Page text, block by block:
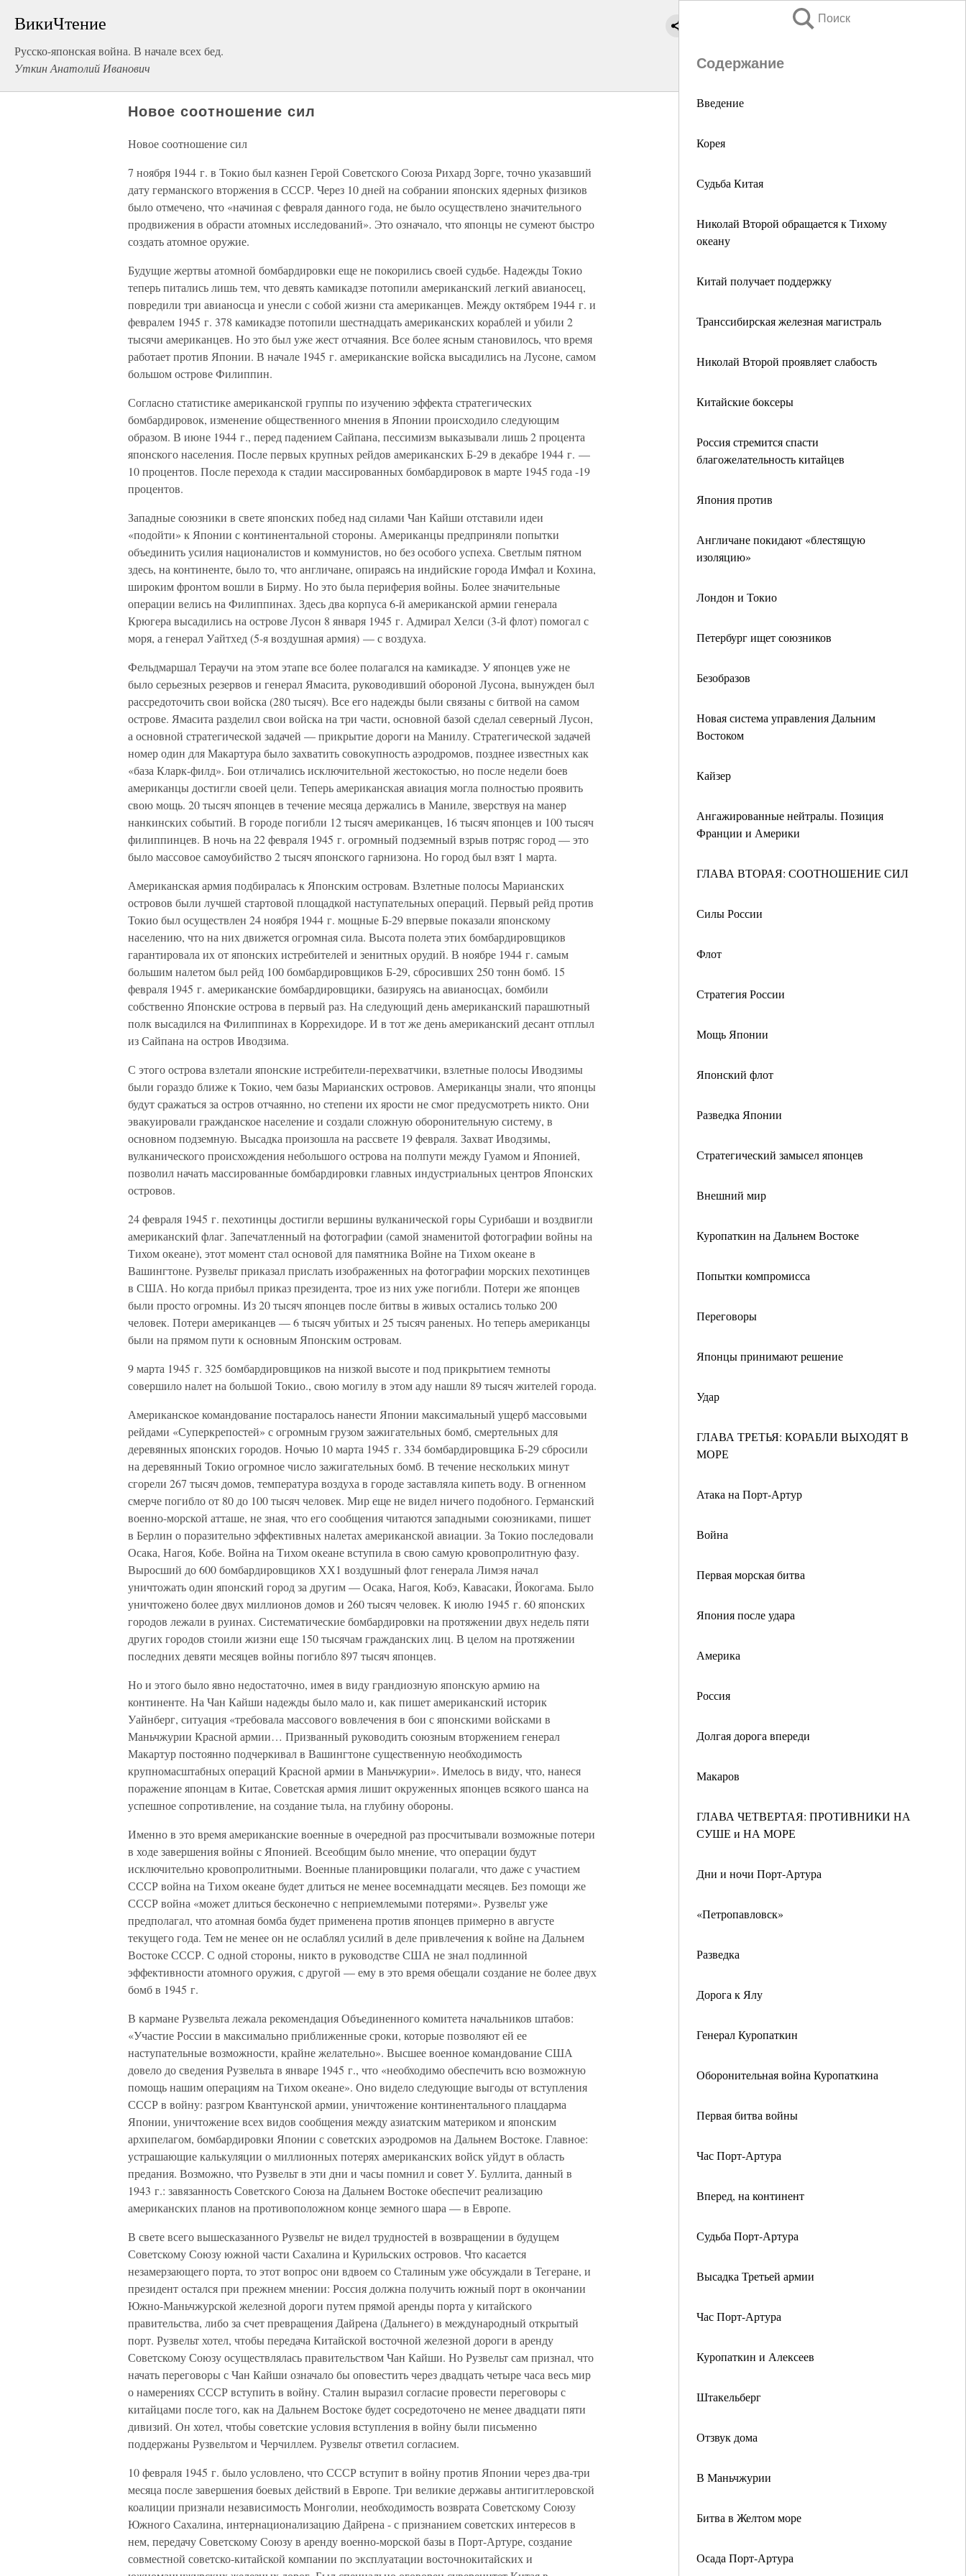
ВикиЧтение
Русско-японская война. В начале всех бед.
Уткин Анатолий Иванович
Поиск
Содержание
Введение
Корея
Судьба Китая
Николай Второй обращается к Тихому
океану
Китай получает поддержку
Транссибирская железная магистраль
Николай Второй проявляет слабость
Китайские боксеры
Россия стремится спасти
благожелательность китайцев
Япония против
Англичане покидают «блестящую
изоляцию»
Лондон и Токио
Петербург ищет союзников
Безобразов
Новая система управления Дальним
Востоком
Кайзер
Ангажированные нейтралы. Позиция
Франции и Америки
ГЛАВА ВТОРАЯ: СООТНОШЕНИЕ СИЛ
Силы России
Флот
Стратегия России
Мощь Японии
Японский флот
Разведка Японии
Стратегический замысел японцев
Внешний мир
Куропаткин на Дальнем Востоке
Попытки компромисса
Переговоры
Японцы принимают решение
Удар
ГЛАВА ТРЕТЬЯ: КОРАБЛИ ВЫХОДЯТ В
МОРЕ
Атака на Порт-Артур
Война
Первая морская битва
Япония после удара
Америка
Россия
Долгая дорога впереди
Макаров
ГЛАВА ЧЕТВЕРТАЯ: ПРОТИВНИКИ НА
СУШЕ и НА МОРЕ
Дни и ночи Порт-Артура
«Петропавловск»
Разведка
Дорога к Ялу
Генерал Куропаткин
Оборонительная война Куропаткина
Первая битва войны
Час Порт-Артура
Вперед, на континент
Судьба Порт-Артура
Высадка Третьей армии
Час Порт-Артура
Куропаткин и Алексеев
Штакельберг
Отзвук дома
В Маньчжурии
Битва в Желтом море
Осада Порт-Артура
Новое соотношение сил
Новое соотношение сил
7 ноября 1944 г. в Токио был казнен Герой Советского Союза Рихард Зорге, точно указавший
дату германского вторжения в СССР. Через 10 дней на собрании японских ядерных физиков
было отмечено, что «начиная с февраля данного года, не было осуществлено значительного
продвижения в обрасти атомных исследований». Это означало, что японцы не сумеют быстро
создать атомное оружие.
Будущие жертвы атомной бомбардировки еще не покорились своей судьбе. Надежды Токио
теперь питались лишь тем, что девять камикадзе потопили американский легкий авианосец,
повредили три авианосца и унесли с собой жизни ста американцев. Между октябрем 1944 г. и
февралем 1945 г. 378 камикадзе потопили шестнадцать американских кораблей и убили 2
тысячи американцев. Но это был уже жест отчаяния. Все более ясным становилось, что время
работает против Японии. В начале 1945 г. американские войска высадились на Лусоне, самом
большом острове Филиппин.
Согласно статистике американской группы по изучению эффекта стратегических
бомбардировок, изменение общественного мнения в Японии происходило следующим
образом. В июне 1944 г., перед падением Сайпана, пессимизм выказывали лишь 2 процента
японского населения. После первых крупных рейдов американских Б-29 в декабре 1944 г. —
10 процентов. После перехода к стадии массированных бомбардировок в марте 1945 года -19
процентов.
Западные союзники в свете японских побед над силами Чан Кайши отставили идеи
«подойти» к Японии с континентальной стороны. Американцы предприняли попытки
объединить усилия националистов и коммунистов, но без особого успеха. Светлым пятном
здесь, на континенте, было то, что англичане, опираясь на индийские города Имфал и Кохина,
широким фронтом вошли в Бирму. Но это была периферия войны. Более значительные
операции велись на Филиппинах. Здесь два корпуса 6-й американской армии генерала
Крюгера высадились на острове Лусон 8 января 1945 г. Адмирал Хелси (3-й флот) помогал с
моря, а генерал Уайтхед (5-я воздушная армия) — с воздуха.
Фельдмаршал Тераучи на этом этапе все более полагался на камикадзе. У японцев уже не
было серьезных резервов и генерал Ямасита, руководивший обороной Лусона, вынужден был
рассредоточить свои войска (280 тысяч). Все его надежды были связаны с битвой на самом
острове. Ямасита разделил свои войска на три части, основной базой сделал северный Лусон,
а основной стратегической задачей — прикрытие дороги на Манилу. Стратегической задачей
номер один для Макартура было захватить совокупность аэродромов, позднее известных как
«база Кларк-филд». Бои отличались исключительной жестокостью, но после недели боев
американцы достигли своей цели. Теперь американская авиация могла полностью проявить
свою мощь. 20 тысяч японцев в течение месяца держались в Маниле, зверствуя на манер
нанкинских событий. В городе погибли 12 тысяч американцев, 16 тысяч японцев и 100 тысяч
филиппинцев. В ночь на 22 февраля 1945 г. огромный подземный взрыв потряс город — это
было массовое самоубийство 2 тысяч японского гарнизона. Но город был взят 1 марта.
Американская армия подбиралась к Японским островам. Взлетные полосы Марианских
островов были лучшей стартовой площадкой наступательных операций. Первый рейд против
Токио был осуществлен 24 ноября 1944 г. мощные Б-29 впервые показали японскому
населению, что на них движется огромная сила. Высота полета этих бомбардировщиков
гарантировала их от японских истребителей и зенитных орудий. В ноябре 1944 г. самым
большим налетом был рейд 100 бомбардировщиков Б-29, сбросивших 250 тонн бомб. 15
февраля 1945 г. американские бомбардировщики, базируясь на авианосцах, бомбили
собственно Японские острова в первый раз. На следующий день американский парашютный
полк высадился на Филиппинах в Коррехидоре. И в тот же день американский десант отплыл
из Сайпана на остров Иводзима.
С этого острова взлетали японские истребители-перехватчики, взлетные полосы Иводзимы
были гораздо ближе к Токио, чем базы Марианских островов. Американцы знали, что японцы
будут сражаться за остров отчаянно, но степени их ярости не смог предусмотреть никто. Они
эвакуировали гражданское население и создали сложную оборонительную систему, в
основном подземную. Высадка произошла на рассвете 19 февраля. Захват Иводзимы,
вулканического происхождения небольшого острова на полпути между Гуамом и Японией,
позволил начать массированные бомбардировки главных индустриальных центров Японских
островов.
24 февраля 1945 г. пехотинцы достигли вершины вулканической горы Сурибаши и воздвигли
американский флаг. Запечатленный на фотографии (самой знаменитой фотографии войны на
Тихом океане), этот момент стал основой для памятника Войне на Тихом океане в
Вашингтоне. Рузвельт приказал прислать изображенных на фотографии морских пехотинцев
в США. Но когда прибыл приказ президента, трое из них уже погибли. Потери же японцев
были просто огромны. Из 20 тысяч японцев после битвы в живых остались только 200
человек. Потери американцев — 6 тысяч убитых и 25 тысяч раненых. Но теперь американцы
были на прямом пути к основным Японским островам.
9 марта 1945 г. 325 бомбардировщиков на низкой высоте и под прикрытием темноты
совершило налет на большой Токио., свою могилу в этом аду нашли 89 тысяч жителей города.
Американское командование постаралось нанести Японии максимальный ущерб массовыми
рейдами «Суперкрепостей» с огромным грузом зажигательных бомб, смертельных для
деревянных японских городов. Ночью 10 марта 1945 г. 334 бомбардировщика Б-29 сбросили
на деревянный Токио огромное число зажигательных бомб. В течение нескольких минут
сгорели 267 тысяч домов, температура воздуха в городе заставляла кипеть воду. В огненном
смерче погибло от 80 до 100 тысяч человек. Мир еще не видел ничего подобного. Германский
военно-морской атташе, не зная, что его сообщения читаются западными союзниками, пишет
в Берлин о поразительно эффективных налетах американской авиации. За Токио последовали
Осака, Нагоя, Кобе. Война на Тихом океане вступила в свою самую кровопролитную фазу.
Выросший до 600 бомбардировщиков ХХ1 воздушный флот генерала Лимэя начал
уничтожать один японский город за другим — Осака, Нагоя, Кобэ, Кавасаки, Йокогама. Было
уничтожено более двух миллионов домов и 260 тысяч человек. К июлю 1945 г. 60 японских
городов лежали в руинах. Систематические бомбардировки на протяжении двух недель пяти
других городов стоили жизни еще 150 тысячам гражданских лиц. В целом на протяжении
последних девяти месяцев войны погибло 897 тысяч японцев.
Но и этого было явно недостаточно, имея в виду грандиозную японскую армию на
континенте. На Чан Кайши надежды было мало и, как пишет американский историк
Уайнберг, ситуация «требовала массового вовлечения в бои с японскими войсками в
Маньчжурии Красной армии… Призванный руководить союзным вторжением генерал
Макартур постоянно подчеркивал в Вашингтоне существенную необходимость
крупномасштабных операций Красной армии в Маньчжурии». Имелось в виду, что, нанеся
поражение японцам в Китае, Советская армия лишит окруженных японцев всякого шанса на
успешное сопротивление, на создание тыла, на глубину обороны.
Именно в это время американские военные в очередной раз просчитывали возможные потери
в ходе завершения войны с Японией. Всеобщим было мнение, что операции будут
исключительно кровопролитными. Военные планировщики полагали, что даже с участием
СССР война на Тихом океане будет длиться не менее восемнадцати месяцев. Без помощи же
СССР война «может длиться бесконечно с неприемлемыми потерями». Рузвельт уже
предполагал, что атомная бомба будет применена против японцев примерно в августе
текущего года. Тем не менее он не ослаблял усилий в деле привлечения к войне на Дальнем
Востоке СССР. С одной стороны, никто в руководстве США не знал подлинной
эффективности атомного оружия, с другой — ему в это время обещали создание не более двух
бомб в 1945 г.
В кармане Рузвельта лежала рекомендация Объединенного комитета начальников штабов:
«Участие России в максимально приближенные сроки, которые позволяют ей ее
наступательные возможности, крайне желательно». Высшее военное командование США
довело до сведения Рузвельта в январе 1945 г., что «необходимо обеспечить всю возможную
помощь нашим операциям на Тихом океане». Оно видело следующие выгоды от вступления
СССР в войну: разгром Квантунской армии, уничтожение континентального плацдарма
Японии, уничтожение всех видов сообщения между азиатским материком и японским
архипелагом, бомбардировки Японии с советских аэродромов на Дальнем Востоке. Главное:
устрашающие калькуляции о миллионных потерях американских войск уйдут в область
предания. Возможно, что Рузвельт в эти дни и часы помнил и совет У. Буллита, данный в
1943 г.: завязанность Советского Союза на Дальнем Востоке обеспечит реализацию
американских планов на противоположном конце земного шара — в Европе.
В свете всего вышесказанного Рузвельт не видел трудностей в возвращении в будущем
Советскому Союзу южной части Сахалина и Курильских островов. Что касается
незамерзающего порта, то этот вопрос они вдвоем со Сталиным уже обсуждали в Тегеране, и
президент остался при прежнем мнении: Россия должна получить южный порт в окончании
Южно-Маньчжурской железной дороги путем прямой аренды порта у китайского
правительства, либо за счет превращения Дайрена (Дальнего) в международный открытый
порт. Рузвельт хотел, чтобы передача Китайской восточной железной дороги в аренду
Советскому Союзу осуществлялась правительством Чан Кайши. Но Рузвельт сам признал, что
начать переговоры с Чан Кайши означало бы оповестить через двадцать четыре часа весь мир
о намерениях СССР вступить в войну. Сталин выразил согласие провести переговоры с
китайцами после того, как на Дальнем Востоке будет сосредоточено не менее двадцати пяти
дивизий. Он хотел, чтобы советские условия вступления в войну были письменно
поддержаны Рузвельтом и Черчиллем. Рузвельт ответил согласием.
10 февраля 1945 г. было условлено, что СССР вступит в войну против Японии через два-три
месяца после завершения боевых действий в Европе. Три великие державы антигитлеровской
коалиции признали независимость Монголии, необходимость возврата Советскому Союзу
Южного Сахалина, интернационализацию Дайрена - с признанием советских интересов в
нем, передачу Советскому Союзу в аренду военно-морской базы в Порт-Артуре, создание
совместной советско-китайской компании по эксплуатации восточнокитайских и